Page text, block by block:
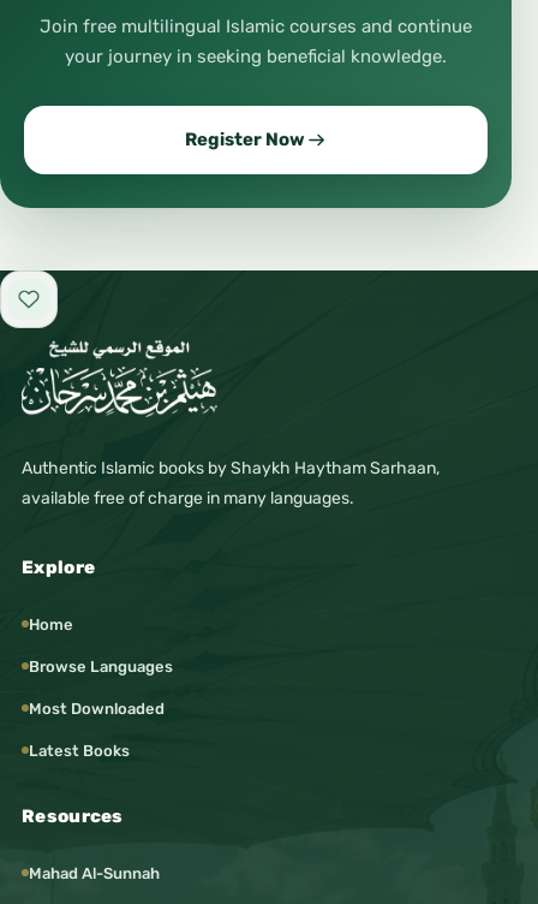
Join free multilingual Islamic courses and continue
your journey in seeking beneficial knowledge.
Register Now
Add to favorites
Authentic Islamic books by Shaykh Haytham Sarhaan,
available free of charge in many languages.
Explore
Home
Browse Languages
Most Downloaded
Latest Books
Resources
Mahad Al-Sunnah